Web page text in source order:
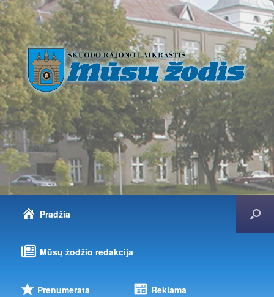
Pradžia
Mūsų žodžio redakcija
Prenumerata Reklama